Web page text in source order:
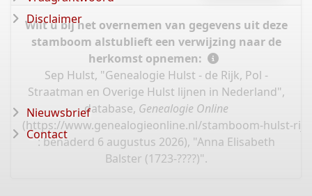
Wilt u bij het overnemen van gegevens uit deze
stamboom alstublieft een verwijzing naar de
herkomst opnemen:
Sep Hulst, "Genealogie Hulst - de Rijk, Pol -
Straatman en Overige Hulst lijnen in Nederland",
database, Genealogie Online
(https://www.genealogieonline.nl/stamboom-hulst-
: benaderd 6 augustus 2026), "Anna Elisabeth
Balster (1723-????)".
Disclaimer
Nieuwsbrief
Contact